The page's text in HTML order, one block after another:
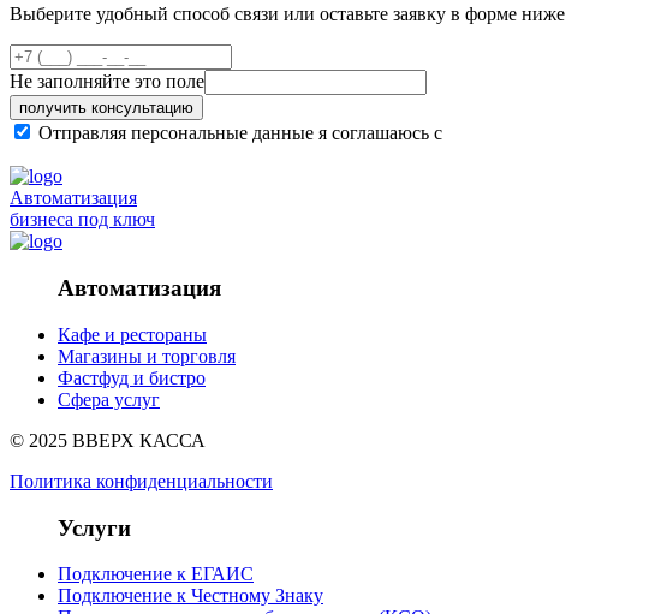
Выберите удобный способ связи или оставьте заявку в форме ниже
Не заполняйте это поле
получить консультацию
Отправляя персональные данные я соглашаюсь с
Автоматизация
бизнеса под ключ
Автоматизация
Кафе и рестораны
Магазины и торговля
Фастфуд и бистро
Сфера услуг
© 2025 ВВЕРХ КАССА
Политика конфиденциальности
Услуги
Подключение к ЕГАИС
Подключение к Честному Знаку